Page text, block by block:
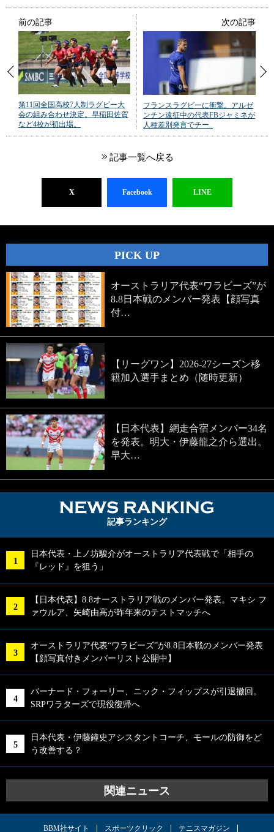
前の記事
第11回全国高校7人制ラグビー大
会の組み合わせ決定。早稲田佐賀
など4校が初出場。
次の記事
フランスラグビーに衝撃。アルゼ
ンチン遠征中の代表FBジャミネが
人種差別発言でチー..
記事一覧へ戻る
X Facebook LINE
PICK UP
オーストラリア代表“ワラビーズ”が
8.8日本戦のメンバー発表【顔写真
付…
【リーグワン】2026-27シーズン移
籍加入選手まとめ（随時更新）
【日本代表】網走合宿メンバー34名
を発表。明大・伊藤龍之介ら選出。
早大…
記事ランキング
日本代表・上ノ坊駿介がオーストラリア代表戦で「相手の
『レッド』を狙う」
【日本代表】8.8オーストラリア戦のメンバー発表。マキシ フ
ァウルア、矢崎由高が昨年来のテストマッチへ
オーストラリア代表“ワラビーズ”が8.8日本戦のメンバー発表
【顔写真付きメンバーリスト公開中】
バーナード・フォーリー、ニック・フィップスが引退撤回。
SRPワラターズで現役復帰へ
日本代表・伊藤鐘史アシスタントコーチ、モールの防御をど
う改善する？
関連ニュース
BBM社サイト スポーツクリック テニスマガジン